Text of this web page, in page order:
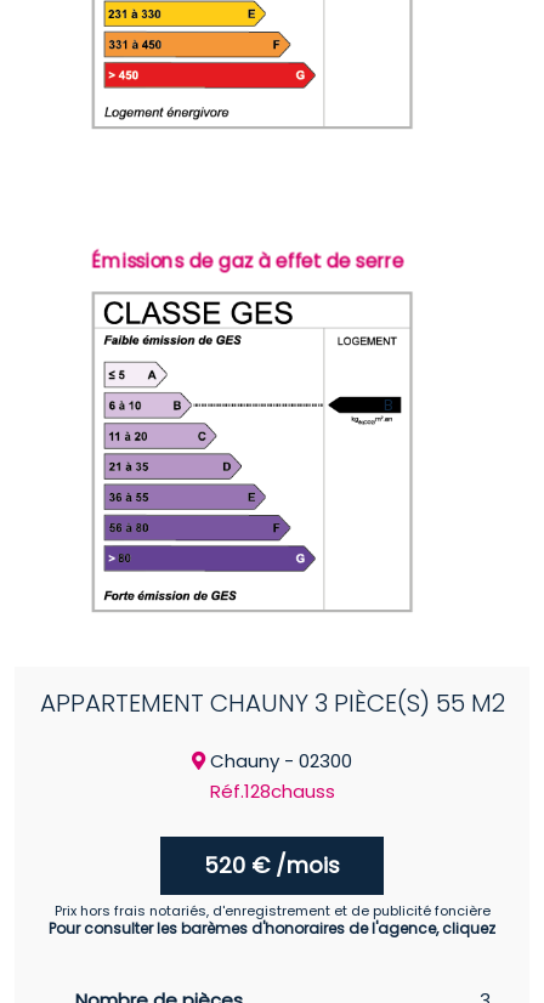
Émissions de gaz à effet de serre
B
APPARTEMENT CHAUNY 3 PIÈCE(S) 55 M2
Chauny - 02300
Réf.128chauss
520 € /mois
Prix hors frais notariés, d'enregistrement et de publicité foncière
Pour consulter les barèmes d'honoraires de l'agence, cliquez